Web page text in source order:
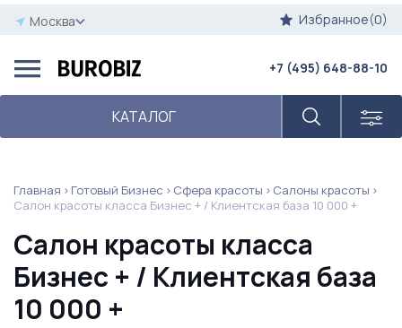
Москва Избранное(0)
КАТАЛОГ
+7 (495) 648-88-10
Главная Готовый Бизнес Сфера красоты
Салоны красоты
Салон красоты класса Бизнес + / Клиентская база 10 000 +
Салон красоты класса
Бизнес + / Клиентская база
10 000 +